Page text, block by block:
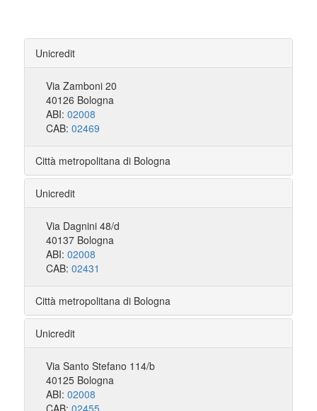
Unicredit
Via Zamboni 20
40126 Bologna
ABI: 02008
CAB: 02469
Città metropolitana di Bologna
Unicredit
Via Dagnini 48/d
40137 Bologna
ABI: 02008
CAB: 02431
Città metropolitana di Bologna
Unicredit
Via Santo Stefano 114/b
40125 Bologna
ABI: 02008
CAB: 02455